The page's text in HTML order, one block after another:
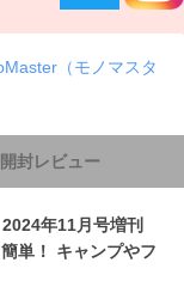
（モノマスタ
開封レビュー
年11月号増刊
単！ キャンプやフ